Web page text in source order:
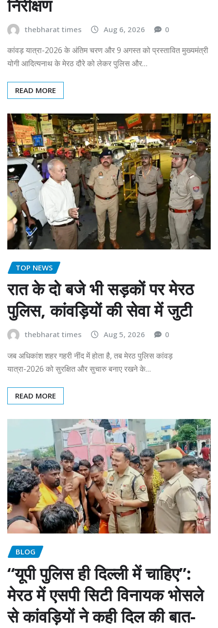
निरीक्षण
thebharat times Aug 6, 2026 0
कांवड़ यात्रा-2026 के अंतिम चरण और 9 अगस्त को प्रस्तावित मुख्यमंत्री
योगी आदित्यनाथ के मेरठ दौरे को लेकर पुलिस और…
READ MORE
TOP NEWS
रात के दो बजे भी सड़कों पर मेरठ
पुलिस, कांवड़ियों की सेवा में जुटी
thebharat times Aug 5, 2026 0
जब अधिकांश शहर गहरी नींद में होता है, तब मेरठ पुलिस कांवड़
यात्रा-2026 को सुरक्षित और सुचारु बनाए रखने के…
READ MORE
BLOG
“यूपी पुलिस ही दिल्ली में चाहिए”:
मेरठ में एसपी सिटी विनायक भोसले
से कांवड़ियों ने कही दिल की बात-